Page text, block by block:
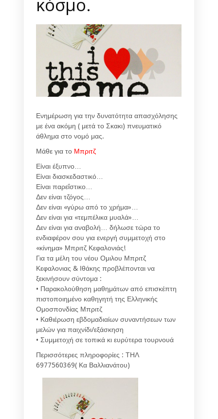
Ενημέρωση για την δυνατότητα απασχόλησης
με ένα ακόμη ( μετά το Σκακι) πνευματικό
άθλημα στο νομό μας.
Μάθε για το Μπριτζ
Είναι έξυπνο…
Είναι διασκεδαστικό…
Είναι παρεΐστικο…
Δεν είναι τζόγος…
Δεν είναι «γύρω από το χρήμα»…
Δεν είναι για «τεμπέλικα μυαλά»…
Δεν είναι για αναβολή… δήλωσε τώρα το
ενδιαφέρον σου για ενεργή συμμετοχή στο
«κίνημα» Μπριτζ Κεφαλονιάς!
Για τα μέλη του νέου Ομιλου Μπριτζ
Κεφαλονιας & Ιθάκης προβλέπονται να
ξεκινήσουν σύντομα :
• Παρακολούθηση μαθημάτων από επισκέπτη
πιστοποιημένο καθηγητή της Ελληνικής
Ομοσπονδίας Μπριτζ
• Καθιέρωση εβδομαδιαίων συναντήσεων των
μελών για παιχνίδι/εξάσκηση
• Συμμετοχή σε τοπικά κι ευρύτερα τουρνουά
Περισσότερες πληροφορίες : ΤΗΛ
6977560369( Κα Βαλλιανάτου)